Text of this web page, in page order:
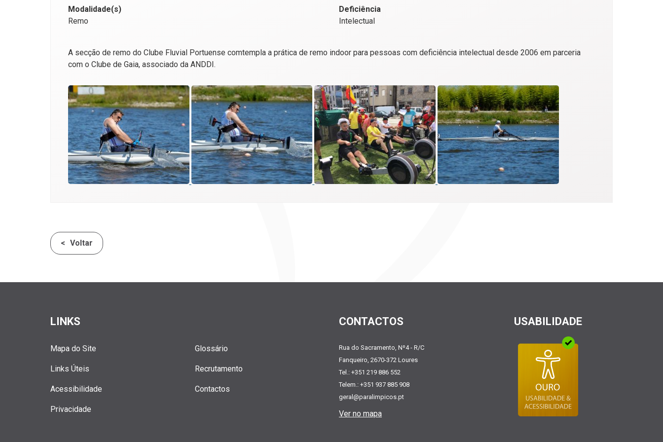
Modalidade(s)
Remo
Deficiência
Intelectual
A secção de remo do Clube Fluvial Portuense comtempla a prática de remo indoor para pessoas com deficiência intelectual desde 2006 em parceria
com o Clube de Gaia, associado da ANDDI.
Voltar
LINKS
Mapa do Site
Links Úteis
Acessibilidade
Privacidade
Glossário
Recrutamento
Contactos
CONTACTOS
Rua do Sacramento, Nº4 - R/C
Fanqueiro, 2670-372 Loures
Tel.: +351 219 886 552
Telem.: +351 937 885 908
geral@paralimpicos.pt
Ver no mapa
USABILIDADE